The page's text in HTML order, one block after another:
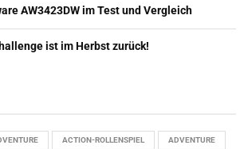
AW3423DW im Test und Vergleich
ist im Herbst zurück!
ACTION-ROLLENSPIEL ADVENTURE